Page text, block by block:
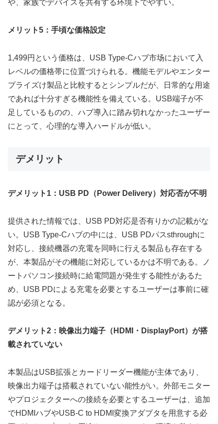
や、家族でデバイスを共有する环境下でやすい。
メリット5：手頃な価格設定
1,499円という価格は、USB Type-Cハブ市场において入
レベルの価格帯に位置づけられる。機能モデルやエンター
プライズけ製品と比較するとシンプルだが、日常的な用途
であれば十分すぎる機能性を備えている。USB端子が不
足しているものの、ハブ導入に踏み切れなかったユーザー
にとって、心理的な導入ハードルが低い。
デメリット
デメリット1：USB PD（Power Delivery）対応否が不明
提供された情報では、USB PD対応是否有りかの記載がな
い。USB Type-Cハブの中には、USB PDパスsthroughに
対応し、接続機器の充電を同時に行える製品も存在する
が、本製品がその機能に対応しているかは不明である。ノ
ートパソコン接続時に給電問題が発生する能性があるた
め、USB PDによる充電を必要とするユーザーは事前に確
認が必須となる。
デメリット2：映像出力端子（HDMI・DisplayPort）が搭
載されていない
本製品はUSB拡張とカードリーダー機能が主体であり、
映像出力端子は搭載されていない能性がい。外部モニター
やプロジェクターへの接続を必要とするユーザーは、追加
でHDMIハブやUSB-C to HDMI変換アダプタを用意する必